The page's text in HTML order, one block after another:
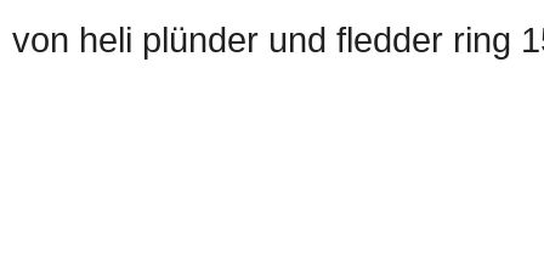
von heli plünder und fledder ring